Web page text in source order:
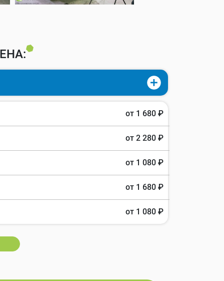
от 1 680 ₽
от 2 280 ₽
от 1 080 ₽
от 1 680 ₽
от 1 080 ₽